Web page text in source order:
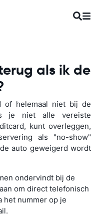
als ik de
of helemaal niet bij de
je niet alle vereiste
kunt overleggen,
als "no-show"
auto geweigerd wordt
ondervindt bij de
om direct telefonisch
het nummer op je